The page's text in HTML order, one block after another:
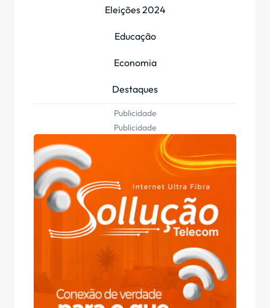
Eleições 2024
Educação
Economia
Destaques
Publicidade
Publicidade